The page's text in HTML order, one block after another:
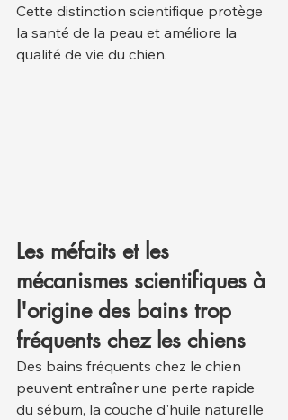
Cette distinction scientifique protège
la santé de la peau et améliore la
qualité de vie du chien.
Les méfaits et les
mécanismes scientifiques à
l'origine des bains trop
fréquents chez les chiens
Des bains fréquents chez le chien
peuvent entraîner une perte rapide
du sébum, la couche d'huile naturelle